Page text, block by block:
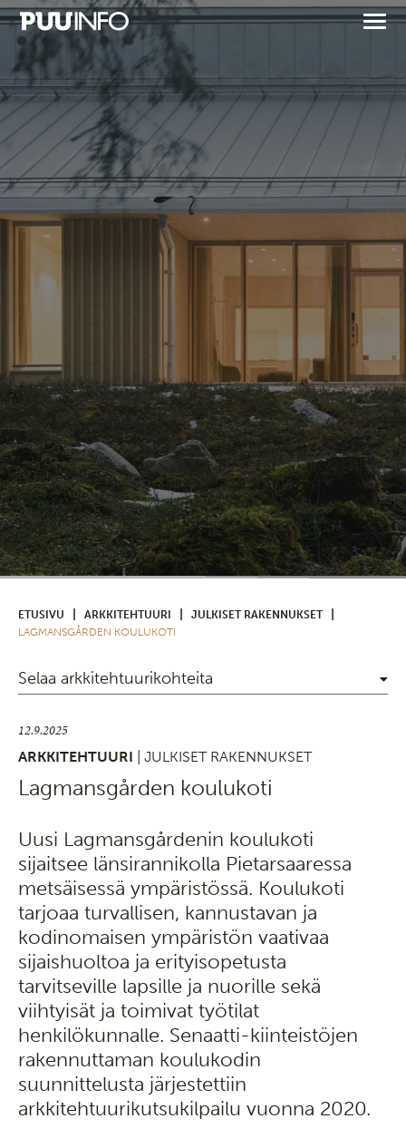
ETUSIVU ARKKITEHTUURI JULKISET RAKENNUKSET
LAGMANSGÅRDEN KOULUKOTI
Selaa arkkitehtuurikohteita
12.9.2025
ARKKITEHTUURI
| JULKISET RAKENNUKSET
Lagmansgården koulukoti
Uusi Lagmansgårdenin koulukoti
sijaitsee länsirannikolla Pietarsaaressa
metsäisessä ympäristössä. Koulukoti
tarjoaa turvallisen, kannustavan ja
kodinomaisen ympäristön vaativaa
sijaishuoltoa ja erityisopetusta
tarvitseville lapsille ja nuorille sekä
viihtyisät ja toimivat työtilat
henkilökunnalle. Senaatti-kiinteistöjen
rakennuttaman koulukodin
suunnittelusta järjestettiin
arkkitehtuurikutsukilpailu vuonna 2020.